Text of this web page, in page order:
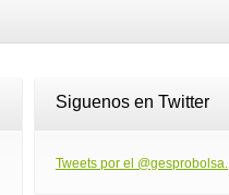
Siguenos en Twitter
Tweets por el @gesprobolsa.